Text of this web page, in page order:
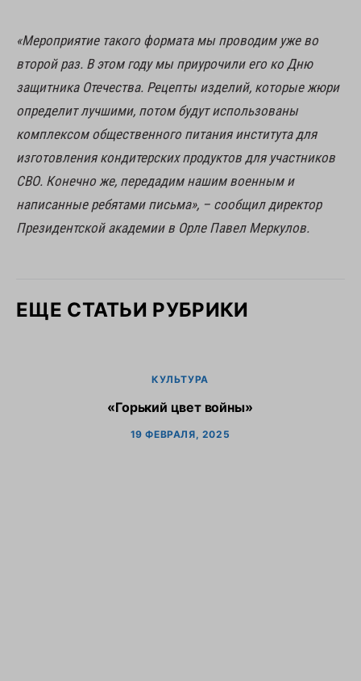
«Мероприятие такого формата мы проводим уже во
второй раз. В этом году мы приурочили его ко Дню
защитника Отечества. Рецепты изделий, которые жюри
определит лучшими, потом будут использованы
комплексом общественного питания института для
изготовления кондитерских продуктов для участников
СВО. Конечно же, передадим нашим военным и
написанные ребятами письма», – сообщил директор
Президентской академии в Орле Павел Меркулов.
ЕЩЕ СТАТЬИ РУБРИКИ
КУЛЬТУРА
«Горький цвет войны»
19 ФЕВРАЛЯ, 2025